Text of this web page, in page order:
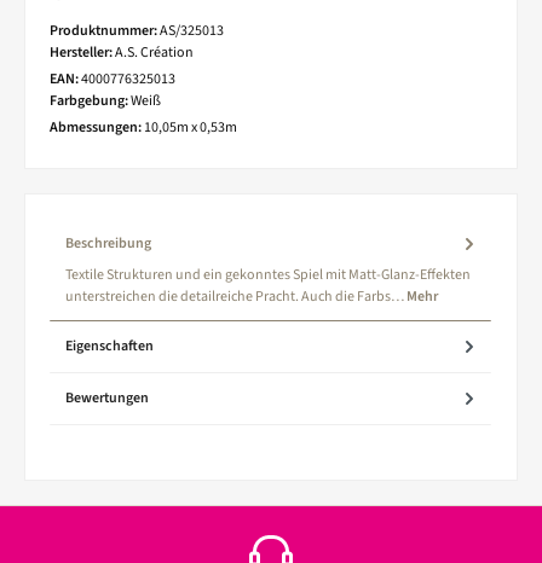
Produktnummer:AS/325013
Hersteller:A.S. Création
EAN:4000776325013
Farbgebung:Weiß
Abmessungen:10,05m x 0,53m
Beschreibung
Textile Strukturen und ein gekonntes Spiel mit Matt-Glanz-Effekten
unterstreichen die detailreiche Pracht. Auch die Farbs…Mehr
Eigenschaften
Bewertungen